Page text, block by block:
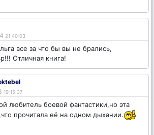
21:40:03
все за что бы вы не брались,
Отличная книга!
19:15:37
любитель боевой фантастики,но эта
прочитала её на одном дыхании.